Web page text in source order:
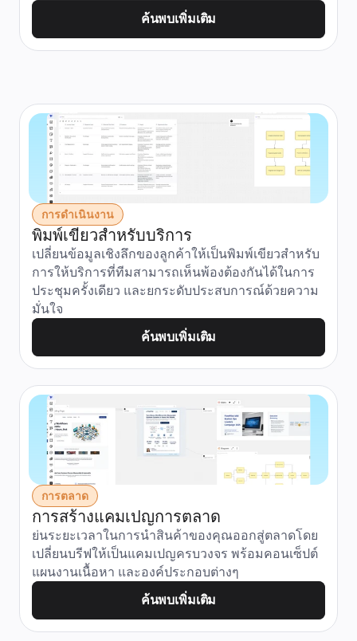
ค้นพบเพิ่มเติม
การดำเนินงาน
พิมพ์เขียวสำหรับบริการ
เปลี่ยนข้อมูลเชิงลึกของลูกค้าให้เป็นพิมพ์เขียวสำหรับ
การให้บริการที่ทีมสามารถเห็นพ้องต้องกันได้ในการ
ประชุมครั้งเดียว และยกระดับประสบการณ์ด้วยความ
มั่นใจ
ค้นพบเพิ่มเติม
การตลาด
การสร้างแคมเปญการตลาด
ย่นระยะเวลาในการนำสินค้าของคุณออกสู่ตลาดโดย
เปลี่ยนบรีฟให้เป็นแคมเปญครบวงจร พร้อมคอนเซ็ปต์
แผนงานเนื้อหา และองค์ประกอบต่างๆ
ค้นพบเพิ่มเติม